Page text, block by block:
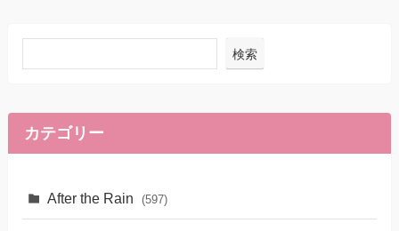
検索
カテゴリー
After the Rain (597)